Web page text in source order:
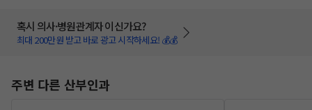
혹시 의사·병원관계자 이신가요?
최대 200만원 받고 바로 광고 시작하세요! 💰💰
주변 다른 산부인과